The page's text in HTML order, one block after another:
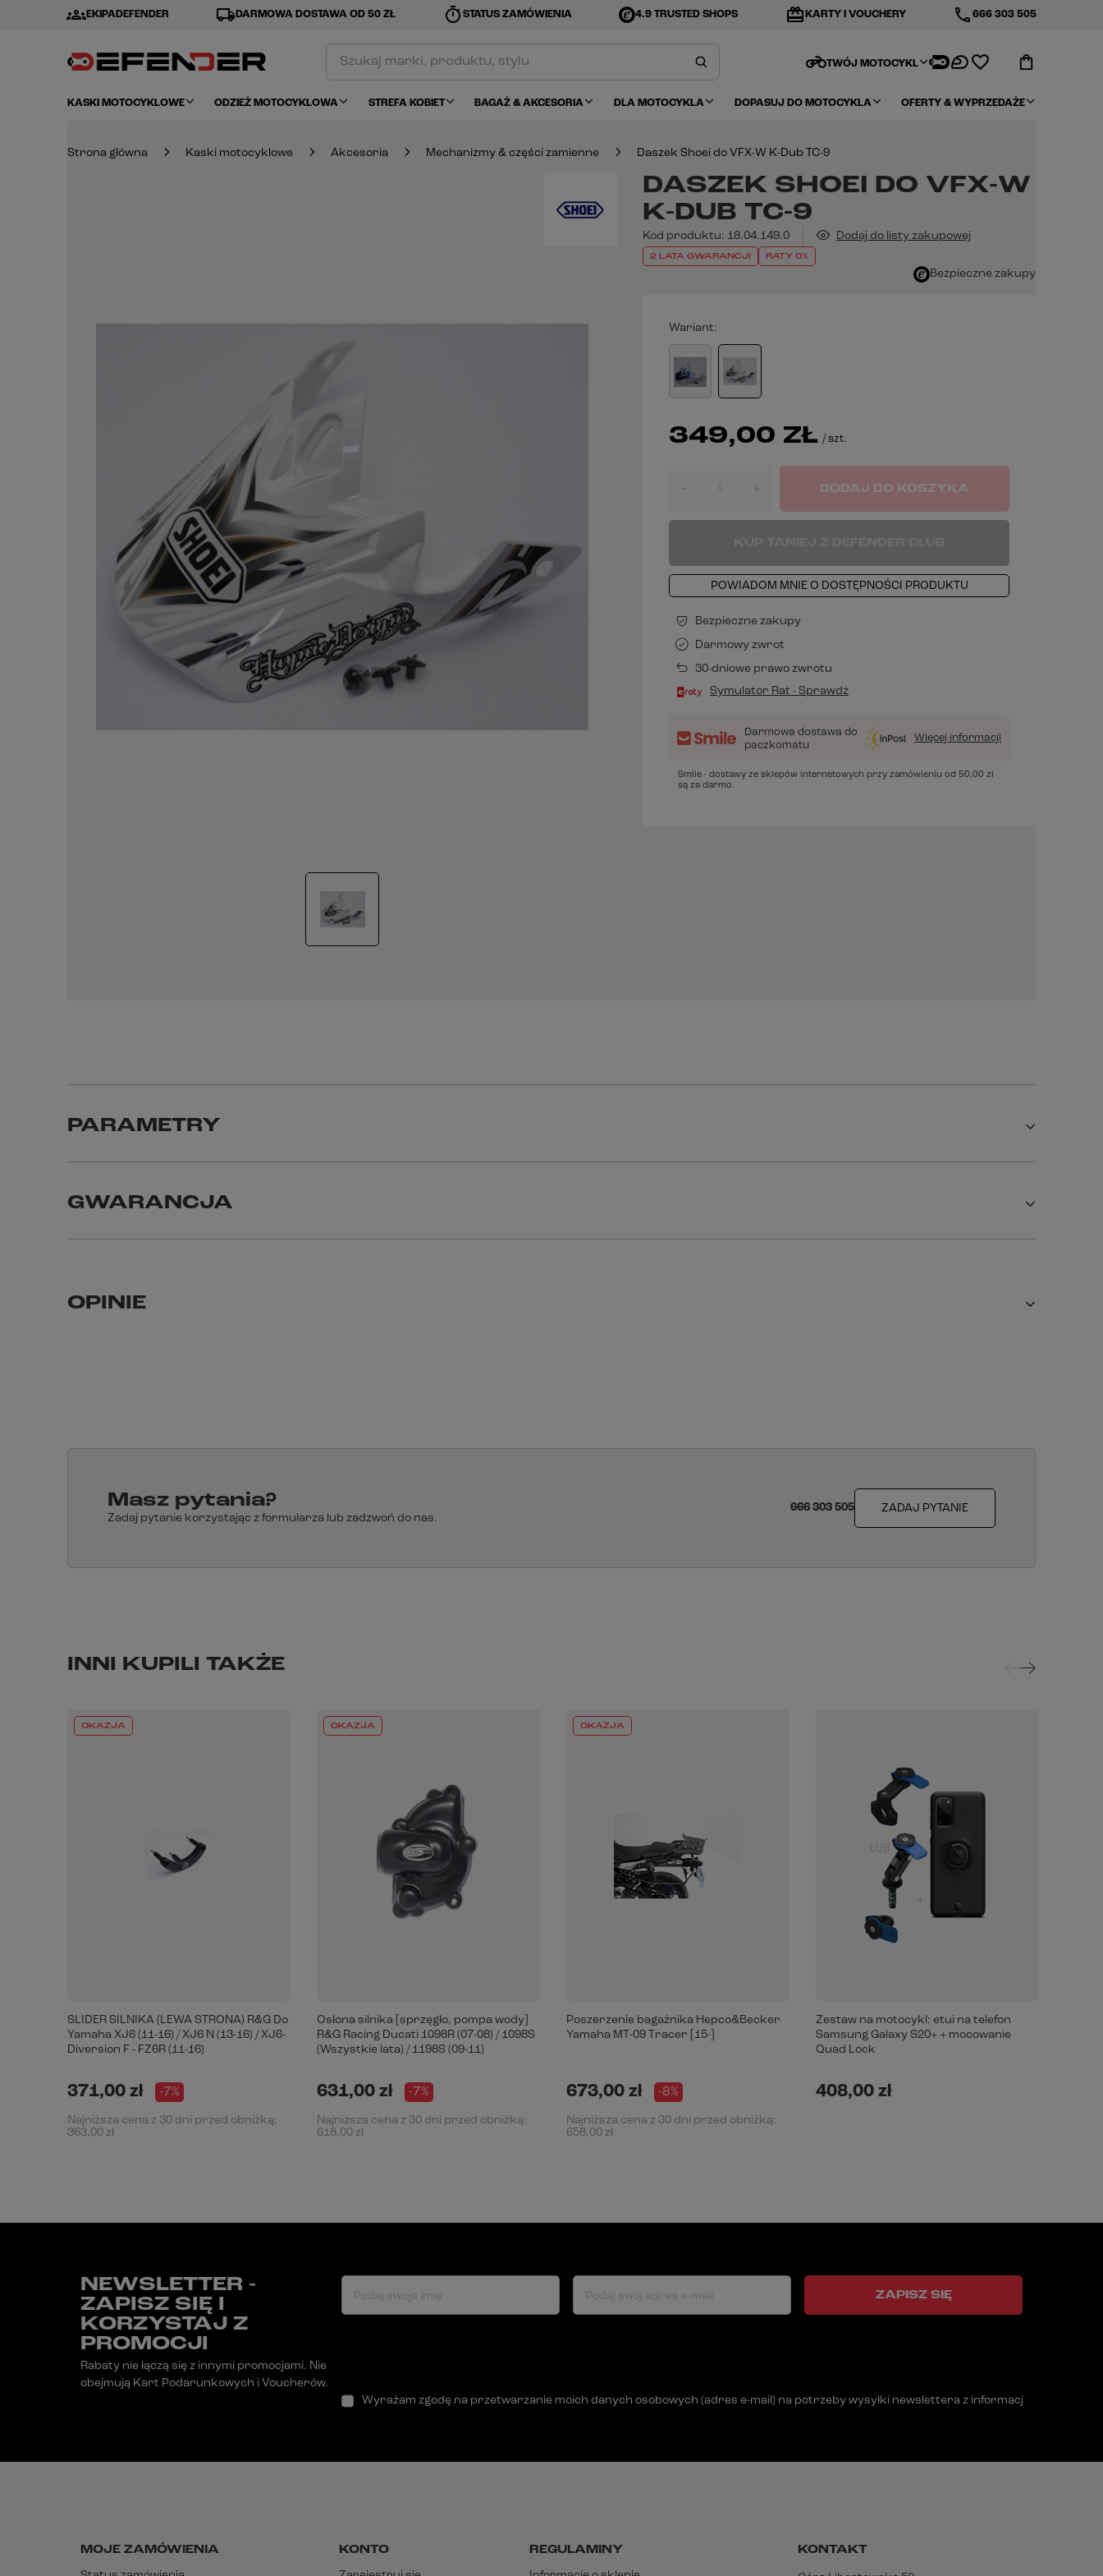
groupsEKIPADEFENDER local_shippingDARMOWA DOSTAWA OD 50 ZŁ timer STATUS ZAMÓWIENIA 4.9 TRUSTED SHOPS redeem KARTY I VOUCHERY phone666 303 505
motorcycleTWÓJ MOTOCYKL
KASKI MOTOCYKLOWE ODZIEŻ MOTOCYKLOWA STREFA KOBIET BAGAŻ & AKCESORIA DLA MOTOCYKLA DOPASUJ DO MOTOCYKLA OFERTY & WYPRZEDAŻE
Strona główna Kaski motocyklowe Akcesoria Mechanizmy & części zamienne Daszek Shoei do VFX-W K-Dub TC-9
DASZEK SHOEI DO VFX-W
K-DUB TC-9
Kod produktu: 18.04.149.0 Dodaj do listy zakupowej
2 LATA GWARANCJI RATY 0%
Bezpieczne zakupy
Wariant
349,00 ZŁ / szt.
- + DODAJ DO KOSZYKA
POWIADOM MNIE O DOSTĘPNOŚCI PRODUKTU
Bezpieczne zakupy
Darmowy zwrot
30-dniowe prawo zwrotu
Symulator Rat - Sprawdź
Darmowa dostawa do
paczkomatu
Więcej informacji
Smile - dostawy ze sklepów internetowych przy zamówieniu od 50,00 zł
są za darmo.
PARAMETRY
GWARANCJA
OPINIE
Masz pytania?
Zadaj pytanie korzystając z formularza lub zadzwoń do nas.
666 303 505 ZADAJ PYTANIE
INNI KUPILI TAKŻE
OKAZJA
SLIDER SILNIKA (LEWA STRONA) R&G Do
Yamaha XJ6 (11-16) / XJ6 N (13-16) / XJ6-
Diversion F - FZ6R (11-16)
371,00 zł -7%
Najniższa cena z 30 dni przed obniżką:
363,00 zł
OKAZJA
Osłona silnika [sprzęgło, pompa wody]
R&G Racing Ducati 1098R (07-08) / 1098S
(Wszystkie lata) / 1198S (09-11)
631,00 zł -7%
Najniższa cena z 30 dni przed obniżką:
618,00 zł
OKAZJA
Poszerzenie bagażnika Hepco&Becker
Yamaha MT-09 Tracer [15-]
673,00 zł -8%
Najniższa cena z 30 dni przed obniżką:
658,00 zł
Zestaw na motocykl: etui na telefon
Samsung Galaxy S20+ + mocowanie
Quad Lock
408,00 zł
NEWSLETTER -
ZAPISZ SIĘ I
KORZYSTAJ Z
PROMOCJI
Rabaty nie łączą się z innymi promocjami. Nie
obejmują Kart Podarunkowych i Voucherów.
Podaj swoje imię Podaj swój adres e-mail
Wyrażam zgodę na przetwarzanie moich danych osobowych (adres e-mail) na potrzeby wysyłki newslettera z informacją handlową
ZAPISZ SIĘ
MOJE ZAMÓWIENIA KONTO REGULAMINY KONTAKT